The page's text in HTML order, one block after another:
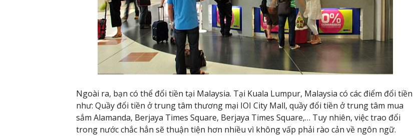
Ngoài ra, bạn có thể đổi tiền tại Malaysia. Tại Kuala Lumpur, Malaysia có các điểm đổi tiền
như: Quầy đổi tiền ở trung tâm thương mại IOI City Mall, quầy đổi tiền ở trung tâm mua
sắm Alamanda, Berjaya Times Square, Berjaya Times Square,… Tuy nhiên, việc trao đổi
trong nước chắc hẳn sẽ thuận tiện hơn nhiều vì không vấp phải rào cản về ngôn ngữ.